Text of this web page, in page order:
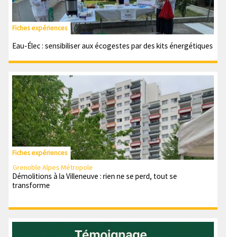
Fiches expériences
Eau-Élec : sensibiliser aux écogestes par des kits énergétiques
Fiches expériences
Grenoble Alpes Métropole
Démolitions à la Villeneuve : rien ne se perd, tout se
transforme